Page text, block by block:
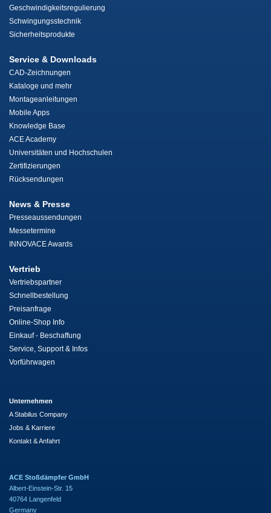
Geschwindigkeitsregulierung
Schwingungsstechnik
Sicherheitsprodukte
Service & Downloads
CAD-Zeichnungen
Kataloge und mehr
Montageanleitungen
Mobile Apps
Knowledge Base
ACE Academy
Universitäten und Hochschulen
Zertifizierungen
Rücksendungen
News & Presse
Presseaussendungen
Messetermine
INNOVACE Awards
Vertrieb
Vertriebspartner
Schnellbestellung
Preisanfrage
Online-Shop Info
Einkauf - Beschaffung
Service, Support & Infos
Vorführwagen
Unternehmen
A Stabilus Company
Jobs & Karriere
Kontakt & Anfahrt
ACE Stoßdämpfer GmbH
Albert-Einstein-Str. 15
40764 Langenfeld
Germany